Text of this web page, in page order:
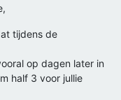
tijdens de
op dagen later in
half 3 voor jullie